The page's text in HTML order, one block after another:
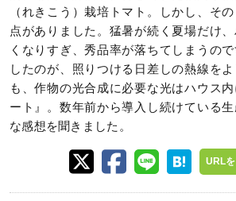
（れきこう）栽培トマト。しかし、そ
点がありました。猛暑が続く夏場だけ
くなりすぎ、秀品率が落ちてしまうの
したのが、照りつける日差しの熱線を
も、作物の光合成に必要な光はハウス
ート』。数年前から導入し続けている
な感想を聞きました。
URL